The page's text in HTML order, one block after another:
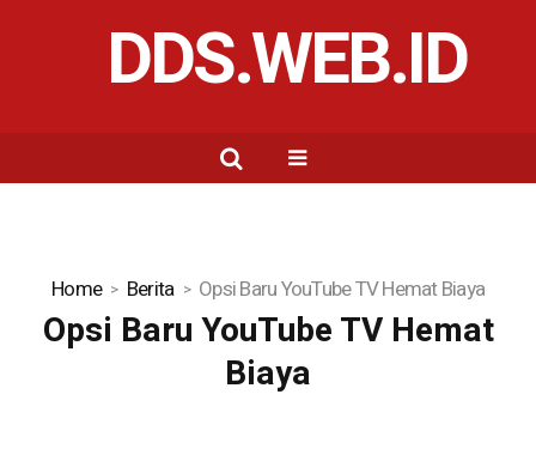
DDS.WEB.ID
Home Berita Opsi Baru YouTube TV Hemat Biaya
Opsi Baru YouTube TV Hemat
Biaya